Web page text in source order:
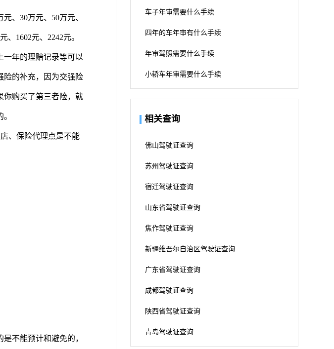
、30万元、50万元、
、1602元、2242元。
一年的理赔记录等可以
险的补充，因为交强险
你购买了第三者险，就
、保险代理点是不能
不能预计和避免的，
车子年审需要什么手续
四年的车年审有什么手续
年审驾照需要什么手续
小轿车年审需要什么手续
相关查询
佛山驾驶证查询
苏州驾驶证查询
宿迁驾驶证查询
山东省驾驶证查询
焦作驾驶证查询
新疆维吾尔自治区驾驶证查询
广东省驾驶证查询
成都驾驶证查询
陕西省驾驶证查询
青岛驾驶证查询